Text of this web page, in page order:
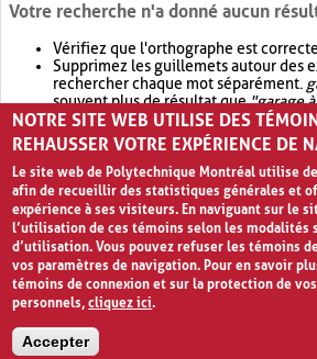
Votre recherche n'a donné aucun
Vérifiez que l'orthographe est
Supprimez les guillemets autour des
rechercher chaque mot séparément.
souvent plus de résultat que"garage
Envisagez d'élargir votre recherche
retournera souvent plus de résultat
NOTRE SITE WEB UTILISE DES
REHAUSSER VOTRE EXPÉRIENCE DE
Le site web de Polytechnique Montréal utilise
afin de recueillir des statistiques générales et
expérience à ses visiteurs. En naviguant sur le
l’utilisation de ces témoins selon les modalités
d’utilisation. Vous pouvez refuser les témoins
vos paramètres de navigation. Pour en savoir
témoins de connexion et sur la protection de
personnels,cliquez ici.
Accepter